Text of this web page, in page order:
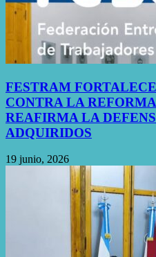
FESTRAM
CONTRA LA
REAFIRMA LA
ADQUIRIDOS
19 junio, 2026